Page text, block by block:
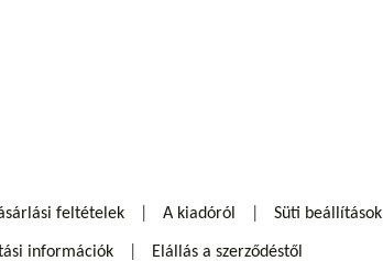
feltételek A kiadóról Süti beállítások
információk Elállás a szerződéstől